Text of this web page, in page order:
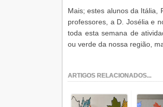
Mais; estes alunos da Itália,
professores, a D. Josélia e
toda esta semana de
ou verde da nossa região,
ARTIGOS RELACIONADOS...